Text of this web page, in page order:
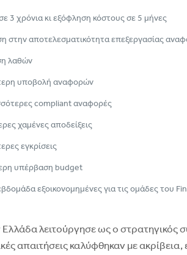
3 χρόνια κι εξόφληση κόστους σε 5 μήνες
στην αποτελεσματικότητα επεξεργασίας
λαθών
υποβολή αναφορών
compliant αναφορές
χαμένες αποδείξεις
εγκρίσεις
υπέρβαση budget
εξοικονομημένες για τις ομάδες του
λειτούργησε ως ο στρατηγικός
απαιτήσεις καλύφθηκαν με